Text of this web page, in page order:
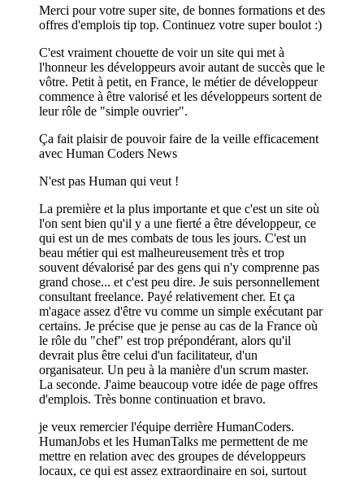
Merci pour votre super site, de bonnes formations et des
offres d'emplois tip top. Continuez votre super boulot :)
C'est vraiment chouette de voir un site qui met à
l'honneur les développeurs avoir autant de succès que le
vôtre. Petit à petit, en France, le métier de développeur
commence à être valorisé et les développeurs sortent de
leur rôle de "simple ouvrier".
Ça fait plaisir de pouvoir faire de la veille efficacement
avec Human Coders News
N'est pas Human qui veut !
La première et la plus importante et que c'est un site où
l'on sent bien qu'il y a une fierté a être développeur, ce
qui est un de mes combats de tous les jours. C'est un
beau métier qui est malheureusement très et trop
souvent dévalorisé par des gens qui n'y comprenne pas
grand chose... et c'est peu dire. Je suis personnellement
consultant freelance. Payé relativement cher. Et ça
m'agace assez d'être vu comme un simple exécutant par
certains. Je précise que je pense au cas de la France où
le rôle du "chef" est trop prépondérant, alors qu'il
devrait plus être celui d'un facilitateur, d'un
organisateur. Un peu à la manière d'un scrum master.
La seconde. J'aime beaucoup votre idée de page offres
d'emplois. Très bonne continuation et bravo.
je veux remercier l'équipe derrière HumanCoders.
HumanJobs et les HumanTalks me permettent de me
mettre en relation avec des groupes de développeurs
locaux, ce qui est assez extraordinaire en soi, surtout